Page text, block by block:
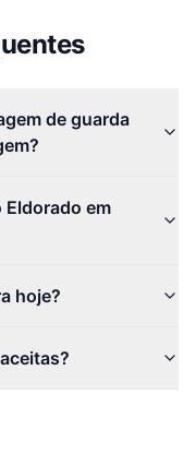
de guarda
Eldorado em
hoje?